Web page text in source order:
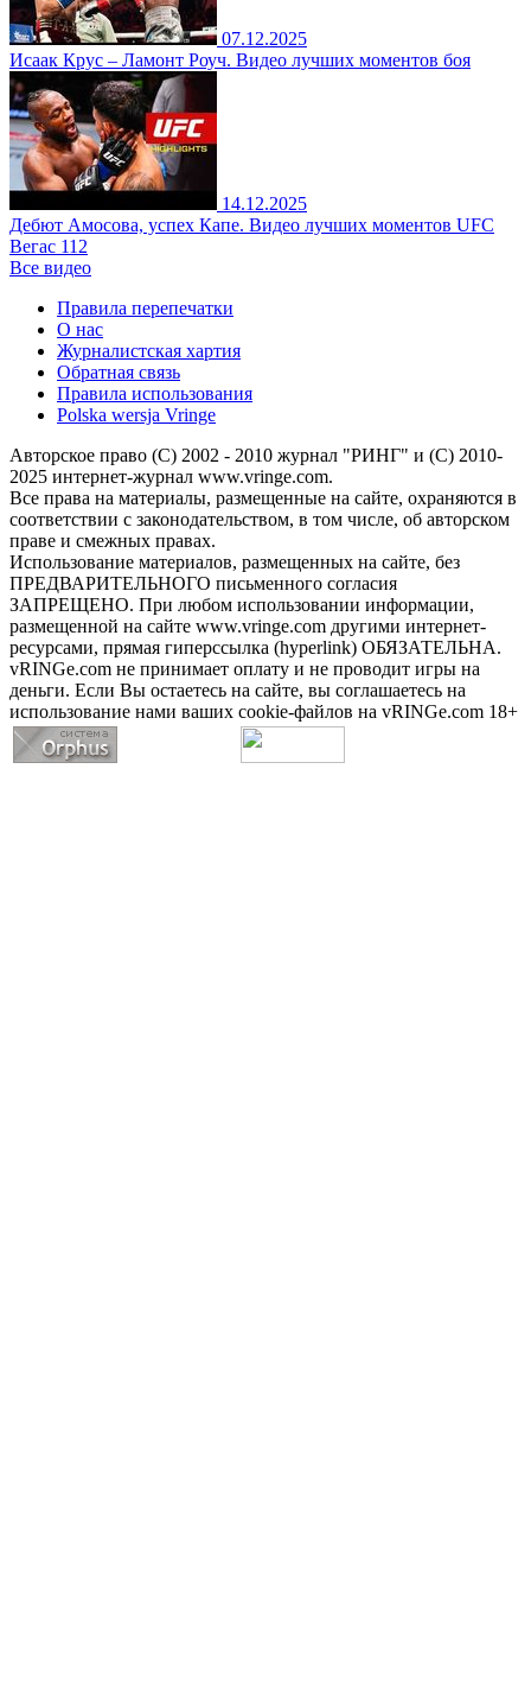
07.12.2025
Исаак Крус – Ламонт Роуч. Видео лучших моментов боя
14.12.2025
Дебют Амосова, успех Капе. Видео лучших моментов UFC
Вегас 112
Все видео
Правила перепечатки
О нас
Журналистская хартия
Обратная связь
Правила использования
Polska wersja Vringe
Авторское право (С) 2002 - 2010 журнал "РИНГ" и (С) 2010-
2025 интернет-журнал www.vringe.com.
Все права на материалы, размещенные на сайте, охраняются в
соответствии с законодательством, в том числе, об авторском
праве и смежных правах.
Использование материалов, размещенных на сайте, без
ПРЕДВАРИТЕЛЬНОГО письменного согласия
ЗАПРЕЩЕНО. При любом использовании информации,
размещенной на сайте www.vringe.com другими интернет-
ресурсами, прямая гиперссылка (hyperlink) ОБЯЗАТЕЛЬНА.
vRINGe.com не принимает оплату и не проводит игры на
деньги. Если Вы остаетесь на сайте, вы соглашаетесь на
использование нами ваших cookie-файлов на vRINGe.com 18+